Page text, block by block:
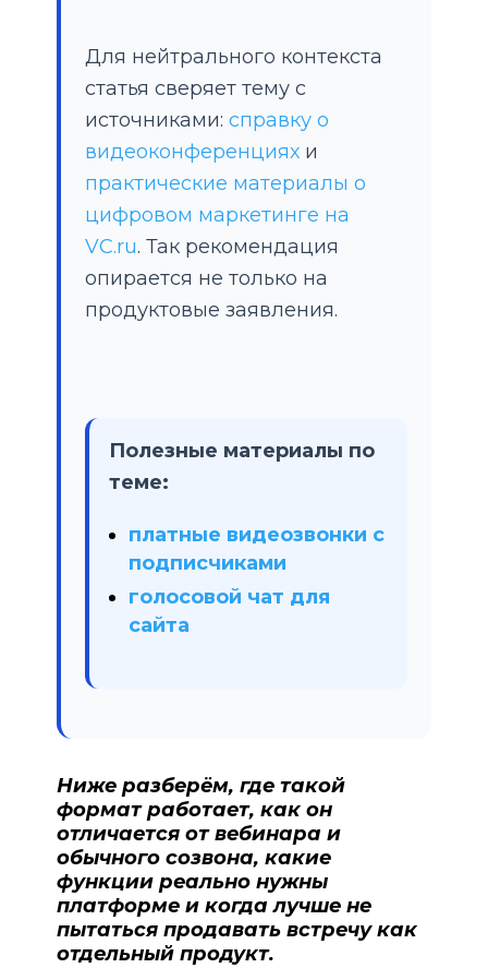
Для нейтрального контекста
статья сверяет тему с
источниками: справку о
видеоконференцияхи
практические материалы о
цифровом маркетинге на
VC.ru. Так рекомендация
опирается не только на
продуктовые заявления.
Полезные материалы по
теме:
платные видеозвонки с
подписчиками
голосовой чат для
сайта
Ниже разберём, где такой
формат работает, как он
отличается от вебинара и
обычного созвона, какие
функции реально нужны
платформе и когда лучше не
пытаться продавать встречу как
отдельный продукт.